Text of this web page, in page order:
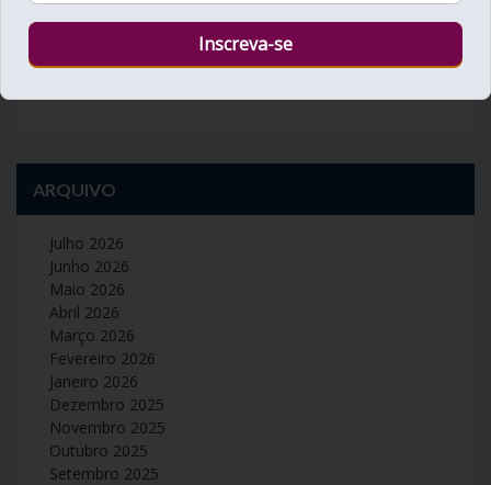
26
27 28 29 30
ARQUIVO
Julho 2026
Junho 2026
Maio 2026
Abril 2026
Março 2026
Fevereiro 2026
Janeiro 2026
Dezembro 2025
Novembro 2025
Outubro 2025
Setembro 2025